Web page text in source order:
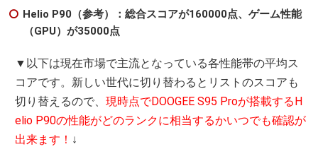
Helio P90（参考）：総合スコアが160000点、ゲーム性能
（GPU）が35000点
▼以下は現在市場で主流となっている各性能帯の平均ス
コアです。新しい世代に切り替わるとリストのスコアも
切り替えるので、現時点でDOOGEE S95 Proが搭載するH
elio P90の性能がどのランクに相当するかいつでも確認が
出来ます！ ↓